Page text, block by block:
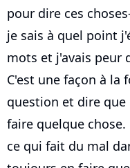
pour dire ces
je sais à quel point
mots et j'avais peur
C'est une façon à la
question et dire
faire quelque
ce qui fait du mal